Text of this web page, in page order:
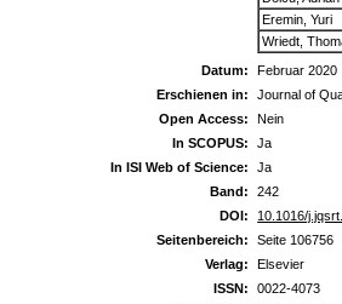
Eremin, Yuri
Wriedt,
Datum:
Februar 2020
Erschienen in:
Journal of
Open Access:
Nein
In SCOPUS:
Ja
In ISI Web of Science:
Ja
Band:
242
DOI:
10.1016/
Seitenbereich:
Seite 106756
Verlag:
Elsevier
ISSN:
0022-4073